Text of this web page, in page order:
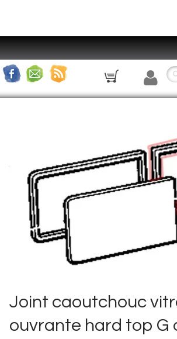
Joint caoutchouc
ouvrante hard top G